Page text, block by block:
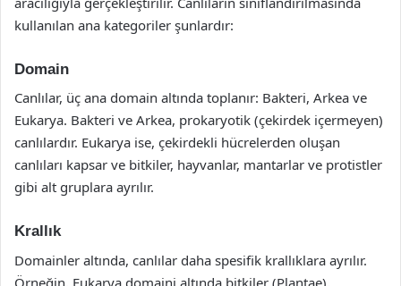
kullanılan ana kategoriler şunlardır:
Domain
Canlılar, üç ana domain altında toplanır: Bakteri, Arkea ve
Eukarya. Bakteri ve Arkea, prokaryotik (çekirdek içermeyen)
canlılardır. Eukarya ise, çekirdekli hücrelerden oluşan
canlıları kapsar ve bitkiler, hayvanlar, mantarlar ve protistler
gibi alt gruplara ayrılır.
Krallık
Domainler altında, canlılar daha spesifik krallıklara ayrılır.
Örneğin, Eukarya domaini altında bitkiler (Plantae),